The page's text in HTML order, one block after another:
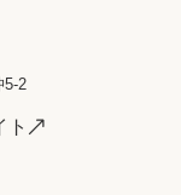
5-2
ト